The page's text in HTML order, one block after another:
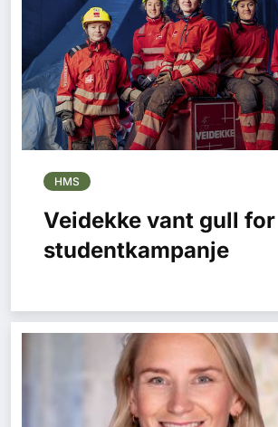
HMS
Veidekke vant gull for
studentkampanje